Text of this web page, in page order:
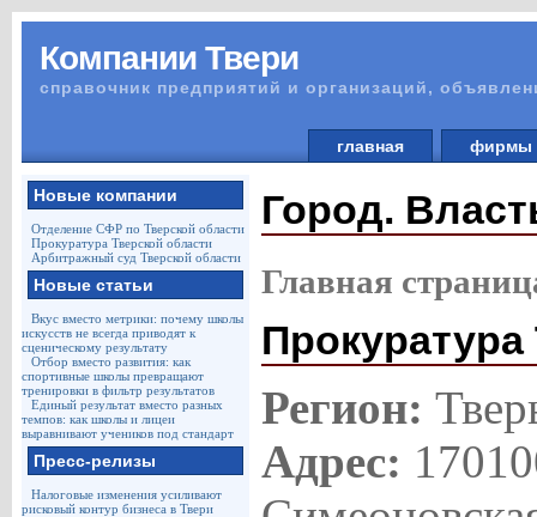
Компании Твери
справочник предприятий и организаций,
главная
Новые компании
Отделение СФР по Тверской области
Прокуратура Тверской области
Арбитражный суд Тверской области
Новые статьи
Вкус вместо метрики: почему школы
искусств не всегда приводят к
сценическому результату
Отбор вместо развития: как
спортивные школы превращают
тренировки в фильтр результатов
Единый результат вместо разных
темпов: как школы и лицеи
выравнивают учеников под стандарт
Пресс-релизы
Налоговые изменения усиливают
рисковый контур бизнеса в Твери
Город.
Главная
Регион:
Адрес: